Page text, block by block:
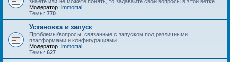
Модератор: immortal
Темы: 770
Установка и запуск
Проблемы/вопросы, связанные с запуском под различными
платформами и конфигурациями.
Модератор: immortal
Темы: 627